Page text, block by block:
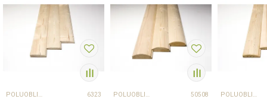
POLUOBLICA 6323 POLUOBLICA 50508 POLUOBLICA